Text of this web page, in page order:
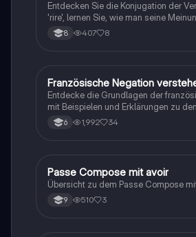
Entdecken Sie die Konjugation der
'rire', lernen Sie, wie man seine
über Urlaubsaktivitäten spricht. Diese
Zusammenfassung behandelt auch
8 407 8
Französisch
Französische Negation
Entdecke die Grundlagen der
mit Beispielen und Erklärungen zu
Formen wie 'ne... pas', 'ne... plus' und
Ideal für Schüler, die ihre Kenntnisse
meistern.
6 1,992 34
Französisch
Passe Compose mit avoir
Übersicht zu dem Passe Compose
9 510 3